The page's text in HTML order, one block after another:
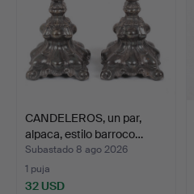
CANDELEROS, un par,
alpaca, estilo barroco…
Subastado 8 ago 2026
1 puja
32 USD